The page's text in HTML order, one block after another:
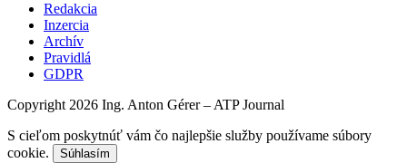
Redakcia
Inzercia
Archív
Pravidlá
GDPR
Copyright 2026 Ing. Anton Gérer – ATP Journal
S cieľom poskytnúť vám čo najlepšie služby používame súbory
cookie.
Súhlasím